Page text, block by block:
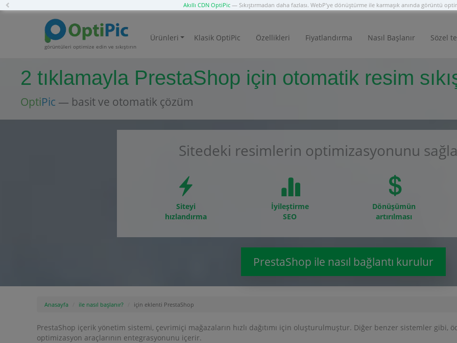
Akıllı CDN OptiPic — Sıkıştırmadan daha fazlası. WebP'ye dönüştürme ile karmaşık anında görüntü
görüntüleri optimize edin ve sıkıştırın
Ürünleri Klasik OptiPic Özellikleri Fiyatlandırma Nasıl Başlanır Sözel
2 tıklamayla PrestaShop için otomatik resim
OptiPic — basit ve otomatik çözüm
Sitedeki resimlerin optimizasyonunu
Siteyi
hızlandırma
İyileştirme
SEO
Dönüşümün
artırılması
PrestaShop ile nasıl bağlantı kurulur
Anasayfa ile nasıl başlanır? için eklenti PrestaShop
PrestaShop içerik yönetim sistemi, çevrimiçi mağazaların hızlı dağıtımı için oluşturulmuştur. Diğer benzer sistemler gibi,
optimizasyon araçlarının entegrasyonunu içerir.